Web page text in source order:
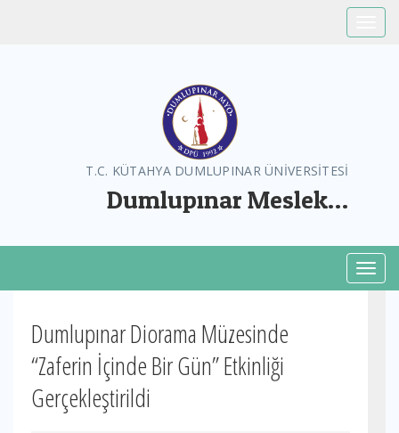
T.C. KÜTAHYA DUMLUPINAR ÜNİVERSİTESİ
Dumlupınar Meslek
Dumlupınar Diorama Müzesinde
“Zaferin İçinde Bir Gün” Etkinliği
Gerçekleştirildi